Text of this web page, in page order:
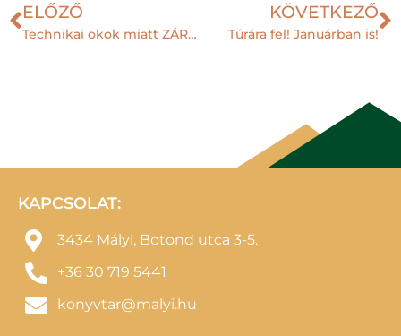
ELŐZŐ
Technikai okok miatt ZÁRVA a könyvtár
KÖVETKEZŐ
Túrára fel! Januárban is!
KAPCSOLAT:
3434 Mályi, Botond utca 3-5.
+36 30 719 5441
konyvtar@malyi.hu